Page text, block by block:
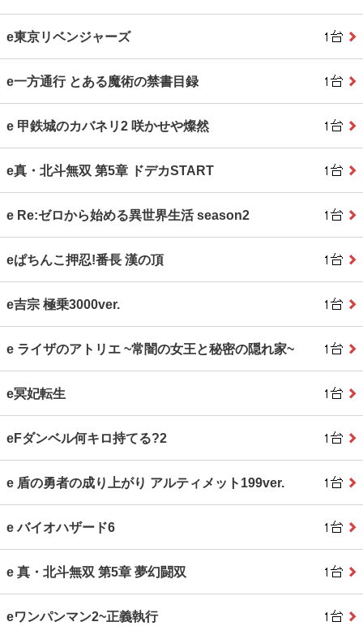
e東京リベンジャーズ
e一方通行 とある魔術の禁書目録
e 甲鉄城のカバネリ2 咲かせや燦然
e真・北斗無双 第5章 ドデカSTART
e Re:ゼロから始める異世界生活 season2
eぱちんこ押忍!番長 漢の頂
e吉宗 極乗3000ver.
e ライザのアトリエ ~常闇の女王と秘密の隠れ家~
e冥妃転生
eFダンベル何キロ持てる?2
e 盾の勇者の成り上がり アルティメット199ver.
e バイオハザード6
e 真・北斗無双 第5章 夢幻闘双
eワンパンマン2~正義執行